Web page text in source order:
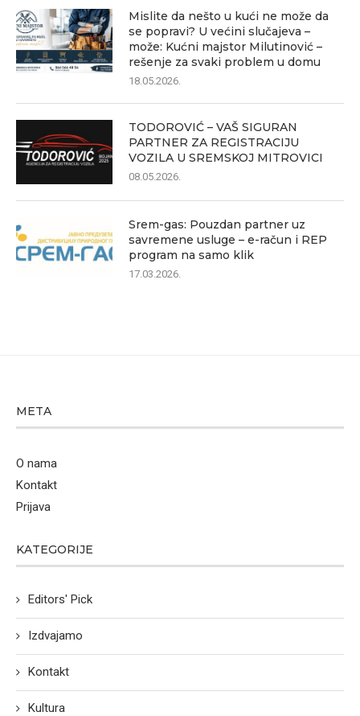
Mislite da nešto u kući ne može da
se popravi? U većini slučajeva –
može: Kućni majstor Milutinović –
rešenje za svaki problem u domu
18.05.2026.
TODOROVIĆ – VAŠ SIGURAN
PARTNER ZA REGISTRACIJU
VOZILA U SREMSKOJ MITROVICI
08.05.2026.
Srem-gas: Pouzdan partner uz
savremene usluge – e-račun i REP
program na samo klik
17.03.2026.
META
O nama
Kontakt
Prijava
KATEGORIJE
Editors' Pick
Izdvajamo
Kontakt
Kultura